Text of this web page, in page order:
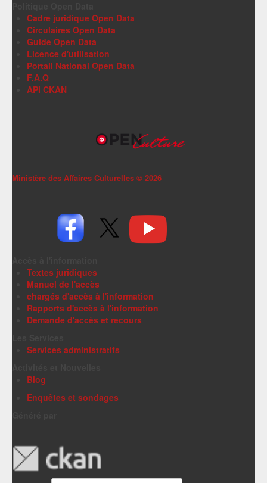
Cadre juridique Open Data
Circulaires Open Data
Guide Open Data
Licence d'utilisation
Portail National Open Data
F.A.Q
API CKAN
Ministère des Affaires Culturelles © 2026
Textes juridiques
Manuel de l'accès
chargés d'accès à l'information
Rapports d'accès à l'information
Demande d'accès et recours
Services administratifs
Blog
Enquêtes et sondages